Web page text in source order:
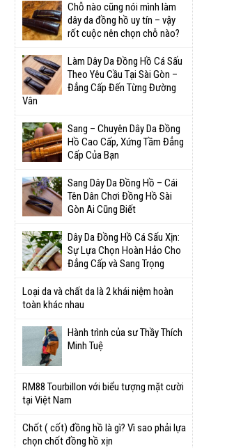
Chỗ nào cũng nói mình làm
dây da đồng hồ uy tín – vậy
rốt cuộc nên chọn chỗ nào?
Làm Dây Da Đồng Hồ Cá Sấu
Theo Yêu Cầu Tại Sài Gòn –
Đẳng Cấp Đến Từng Đường
Vân
Sang – Chuyên Dây Da Đồng
Hồ Cao Cấp, Xứng Tầm Đẳng
Cấp Của Bạn
Sang Dây Da Đồng Hồ – Cái
Tên Dân Chơi Đồng Hồ Sài
Gòn Ai Cũng Biết
Dây Da Đồng Hồ Cá Sấu Xịn:
Sự Lựa Chọn Hoàn Hảo Cho
Đẳng Cấp và Sang Trọng
Loại da và chất da là 2 khái niệm hoàn
toàn khác nhau
Hành trình của sư Thầy Thích
Minh Tuệ
RM88 Tourbillon với biểu tượng mặt cười
tại Việt Nam
Chốt ( cốt) đồng hồ là gì? Vì sao phải lựa
chọn chốt đồng hồ xịn